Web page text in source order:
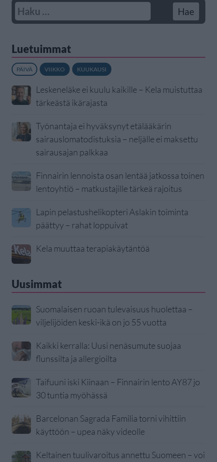
Luetuimmat
PÄIVÄ VIIKKO KUUKAUSI
Leskeneläke ei kuulu kaikille – Kela muistuttaa
tärkeästä ikärajasta
Työnantaja ei hyväksynyt etälääkärin
sairauslomatodistuksia – neljälle ei maksettu
sairausajan palkkaa
Finnairin lennoista osan lentää jatkossa toinen
lentoyhtiö – matkustajille tärkeä rajoitus
Lapin pelastushelikopteri Aslakin toiminta
päättyy – rahat loppuivat
Kela muuttaa terapiakäytäntöä
Uusimmat
Suomalaisen ruoan tulevaisuus huolettaa –
viljelijöiden keski-ikä on jo 55 vuotta
Kaikki kerralla: Uusi nenäsumute suojaa
flunssilta ja allergioilta
Taifuuni iski Kiinaan – Finnairin lento AY87 jo
30 tuntia myöhässä
Barcelonan Sagrada Familia torni vihittiin
käyttöön – upea näky videolle
Keltainen tuulivaroitus annettu Suomeen – voi